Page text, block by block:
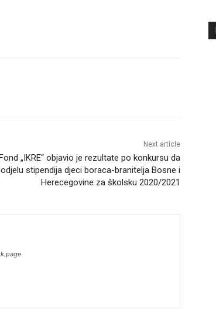
Next article
„IKRE“ objavio je rezultate po konkursu da
stipendija djeci boraca-branitelja Bosne i
Herecegovine za školsku 2020/2021